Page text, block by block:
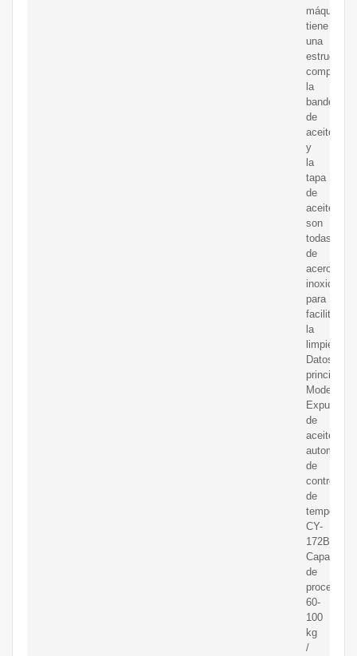
máquina
tiene
una
estructura
compacta,
la
bandeja
de
aceite
y
la
tapa
de
aceite
son
todas
de
acero
inoxidable
para
facilitar
la
limpieza.
Datos
Modelo:
Expulsor
de
aceite
automático
de
control
de
CY-
172B.
Capacidad
de
60-
100
kg
/